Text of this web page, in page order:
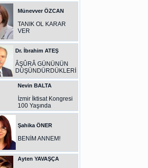
Münevver ÖZCAN
TANIK OL KARAR
VER
Dr. İbrahim ATEŞ
ÂŞÛRÂ GÜNÜNÜN
DÜŞÜNDÜRDÜKLERİ
Nevin BALTA
İzmir İktisat Kongresi
100 Yaşında
Şahika ÖNER
BENİM ANNEM!
Ayten YAVAŞÇA